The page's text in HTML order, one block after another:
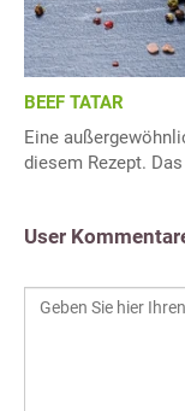
BEEF TATAR
Eine
diesem Rezept.
User